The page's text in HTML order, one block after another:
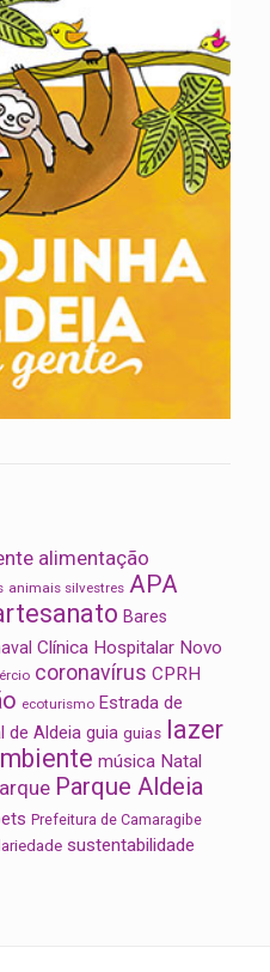
alimentação
animais silvestres APA
Bares
Clínica Hospitalar Novo
coronavírus CPRH
ecoturismo Estrada de
de Aldeia guia guias lazer
música Natal
Parque Aldeia
Prefeitura de Camaragibe
sustentabilidade